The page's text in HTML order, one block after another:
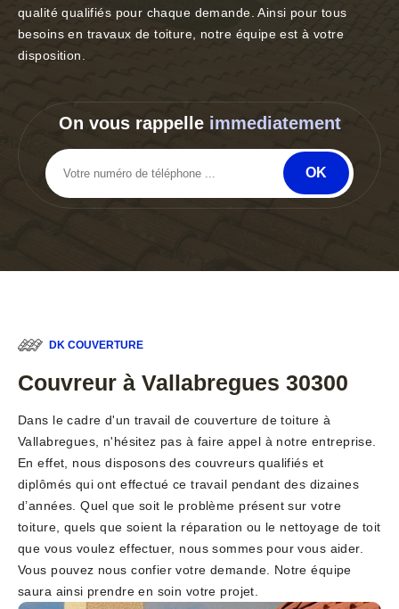
qualité qualifiés pour chaque demande. Ainsi pour tous
besoins en travaux de toiture, notre équipe est à votre
disposition.
On vous rappelle immediatement
DK COUVERTURE
Couvreur à Vallabregues 30300
Dans le cadre d'un travail de couverture de toiture à
Vallabregues, n'hésitez pas à faire appel à notre entreprise.
En effet, nous disposons des couvreurs qualifiés et
diplômés qui ont effectué ce travail pendant des dizaines
d’années. Quel que soit le problème présent sur votre
toiture, quels que soient la réparation ou le nettoyage de toit
que vous voulez effectuer, nous sommes pour vous aider.
Vous pouvez nous confier votre demande. Notre équipe
saura ainsi prendre en soin votre projet.